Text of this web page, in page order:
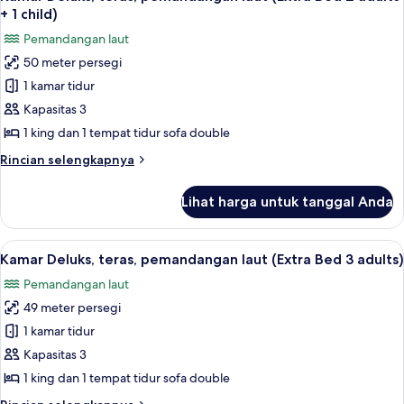
Bed
adults)
semua
untuk
Kamar
Deluks,
teras,
pemandangan
laut
(Extra
2
adults
+
1
child)
+ 1 child)
Pemandangan laut
50 meter persegi
1 kamar tidur
Kapasitas 3
1 king dan 1 tempat tidur sofa double
Rincian selengkapnya
Rincian
Kamar
Deluks,
teras,
laut
(Extra
Bed
2
adults
+
Lihat harga untuk tanggal Anda
Lihat
semua
foto
untuk
Kamar
Deluks,
teras,
6
Kamar Deluks, teras, pemandangan laut (Extra Bed 3 adults)
Pemandangan laut
49 meter persegi
1 kamar tidur
Kapasitas 3
1 king dan 1 tempat tidur sofa double